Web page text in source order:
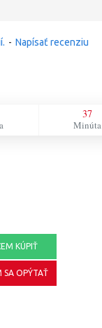
- Napísať recenziu
37
Minúta
KÚPIŤ
SA OPÝTAŤ